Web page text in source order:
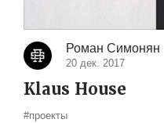
Роман Симонян
20 дек. 2017
Klaus House
#проекты